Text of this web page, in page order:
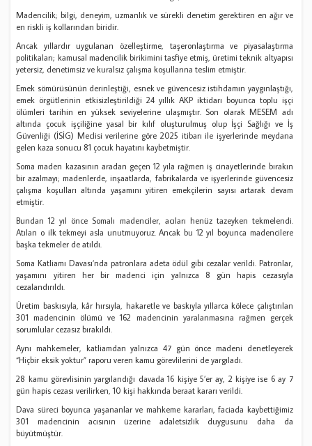
Madencilik; bilgi, deneyim, uzmanlık ve sürekli denetim gerektiren en ağır ve
en riskli iş kollarından biridir.
Ancak yıllardır uygulanan özelleştirme, taşeronlaştırma ve piyasalaştırma
politikaları; kamusal madencilik birikimini tasfiye etmiş, üretimi teknik altyapısı
yetersiz, denetimsiz ve kuralsız çalışma koşullarına teslim etmiştir.
Emek sömürüsünün derinleştiği, esnek ve güvencesiz istihdamın yaygınlaştığı,
emek örgütlerinin etkisizleştirildiği 24 yıllık AKP iktidarı boyunca toplu işçi
ölümleri tarihin en yüksek seviyelerine ulaşmıştır. Son olarak MESEM adı
altında çocuk işçiliğine yasal bir kılıf oluşturulmuş olup İşçi Sağlığı ve İş
Güvenliği (İSİG) Meclisi verilerine göre 2025 itibarı ile işyerlerinde meydana
gelen kaza sonucu 81 çocuk hayatını kaybetmiştir.
Soma maden kazasının aradan geçen 12 yıla rağmen iş cinayetlerinde bırakın
bir azalmayı; madenlerde, inşaatlarda, fabrikalarda ve işyerlerinde güvencesiz
çalışma koşulları altında yaşamını yitiren emekçilerin sayısı artarak devam
etmiştir.
Bundan 12 yıl önce Somalı madenciler, acıları henüz tazeyken tekmelendi.
Atılan o ilk tekmeyi asla unutmuyoruz. Ancak bu 12 yıl boyunca madencilere
başka tekmeler de atıldı.
Soma Katliamı Davası’nda patronlara adeta ödül gibi cezalar verildi. Patronlar,
yaşamını yitiren her bir madenci için yalnızca 8 gün hapis cezasıyla
cezalandırıldı.
Üretim baskısıyla, kâr hırsıyla, hakaretle ve baskıyla yıllarca kölece çalıştırılan
301 madencinin ölümü ve 162 madencinin yaralanmasına rağmen gerçek
sorumlular cezasız bırakıldı.
Aynı mahkemeler, katliamdan yalnızca 47 gün önce madeni denetleyerek
“Hiçbir eksik yoktur” raporu veren kamu görevlilerini de yargıladı.
28 kamu görevlisinin yargılandığı davada 16 kişiye 5’er ay, 2 kişiye ise 6 ay 7
gün hapis cezası verilirken, 10 kişi hakkında beraat kararı verildi.
Dava süreci boyunca yaşananlar ve mahkeme kararları, faciada kaybettiğimiz
301 madencinin acısının üzerine adaletsizlik duygusunu daha da
büyütmüştür.